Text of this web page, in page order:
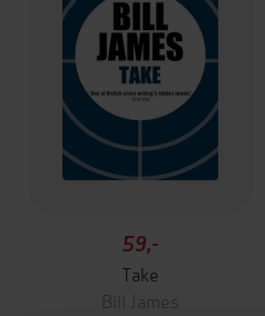
59,-
Take
Bill James